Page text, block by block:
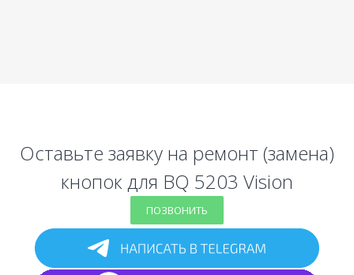
Оставьте заявку на ремонт (замена)
кнопок для BQ 5203 Vision
ПОЗВОНИТЬ